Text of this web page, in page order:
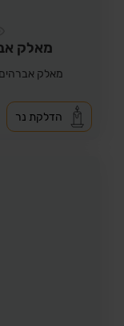
מאלק
מאלק אברהים
הדלקת נר